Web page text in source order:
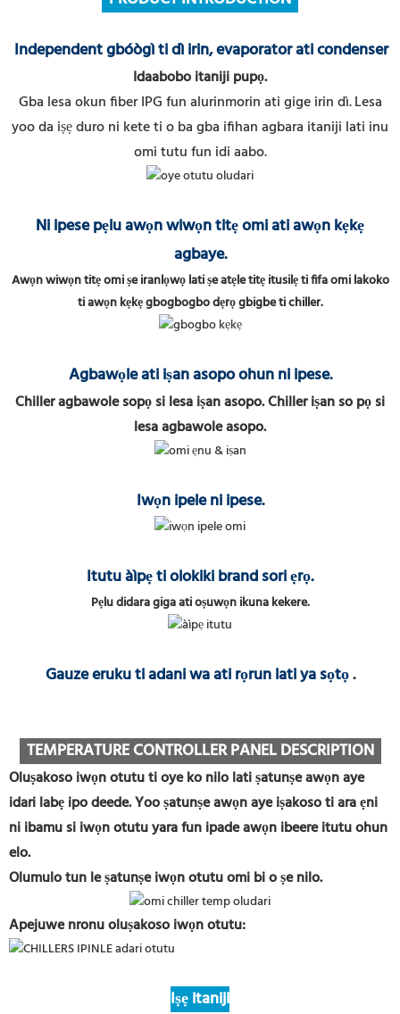
Independent gbóògì ti dì irin, evaporator ati condenser
Idaabobo itaniji pupọ.
Gba lesa okun fiber IPG fun alurinmorin ati gige irin dì.Lesa
yoo da iṣẹ duro ni kete ti o ba gba ifihan agbara itaniji lati inu
omi tutu fun idi aabo.
Ni ipese pẹlu awọn wiwọn titẹ omi ati awọn kẹkẹ
agbaye.
Awọn wiwọn titẹ omi ṣe iranlọwọ lati ṣe atẹle titẹ itusilẹ ti fifa omi lakoko
ti awọn kẹkẹ gbogbogbo dẹrọ gbigbe ti chiller.
Agbawọle ati iṣan asopo ohun ni ipese.
Chiller agbawole sopọ si lesa iṣan asopo. Chiller iṣan so pọ si
lesa agbawole asopo.
Iwọn ipele ni ipese.
Itutu àìpẹ ti olokiki brand sori ẹrọ.
Pẹlu didara giga ati oṣuwọn ikuna kekere.
Gauze eruku ti adani wa ati rọrun lati ya sọtọ.
TEMPERATURE CONTROLLER PANEL DESCRIPTION
Oluṣakoso iwọn otutu ti oye ko nilo lati ṣatunṣe awọn aye
idari labẹ ipo deede. Yoo ṣatunṣe awọn aye iṣakoso ti ara ẹni
ni ibamu si iwọn otutu yara fun ipade awọn ibeere itutu ohun
elo.
Olumulo tun le ṣatunṣe iwọn otutu omi bi o ṣe nilo.
Apejuwe nronu oluṣakoso iwọn otutu:
Iṣẹ itaniji